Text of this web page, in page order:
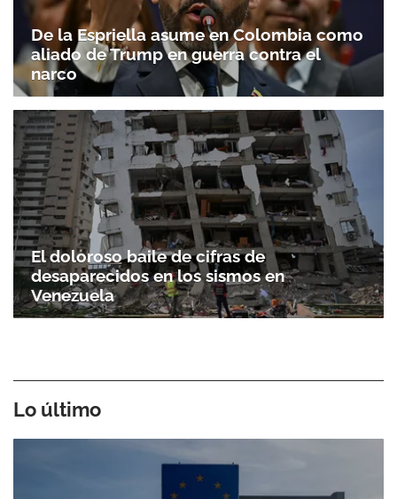
De la Espriella asume en Colombia como
aliado de Trump en guerra contra el
narco
El doloroso baile de cifras de
desaparecidos en los sismos en
Venezuela
Lo último